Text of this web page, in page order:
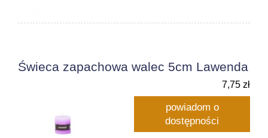
Świeca zapachowa walec 5cm Lawenda
7,75 zł
powiadom o
dostępności